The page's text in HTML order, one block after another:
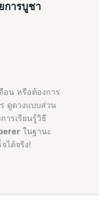
การบูชา
อน หรือต้องการ
ดูดวงแบบส่วน
ารเรียนรู้วิธี
ในฐานะ
ได้จริง!